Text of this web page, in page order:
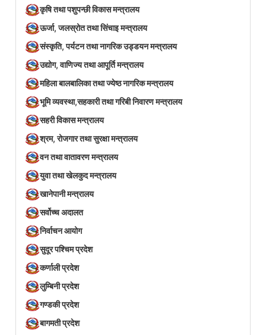
कृषि तथा पशुपन्छी विकास मन्त्रालय
ऊर्जा, जलस्रोत तथा सिंचाइ मन्त्रालय
संस्कृति, पर्यटन तथा नागरिक उड्डयन मन्त्रालय
उद्योग, वाणिज्य तथा आपूर्ति मन्त्रालय
महिला बालबालिका तथा ज्येष्ठ नागरिक मन्त्रालय
भूमि व्यवस्था,सहकारी तथा गरिबी निवारण मन्त्रालय
सहरी विकास मन्त्रालय
श्रम, रोजगार तथा सुरक्षा मन्त्रालय
वन तथा वातावरण मन्त्रालय
युवा तथा खेलकुद मन्त्रालय
खानेपानी मन्त्रालय
सर्वोच्च अदालत
निर्वाचन आयोग
सुदूर पश्चिम प्रदेश
कर्णाली प्रदेश
लुम्बिनी प्रदेश
गण्डकी प्रदेश
बागमती प्रदेश